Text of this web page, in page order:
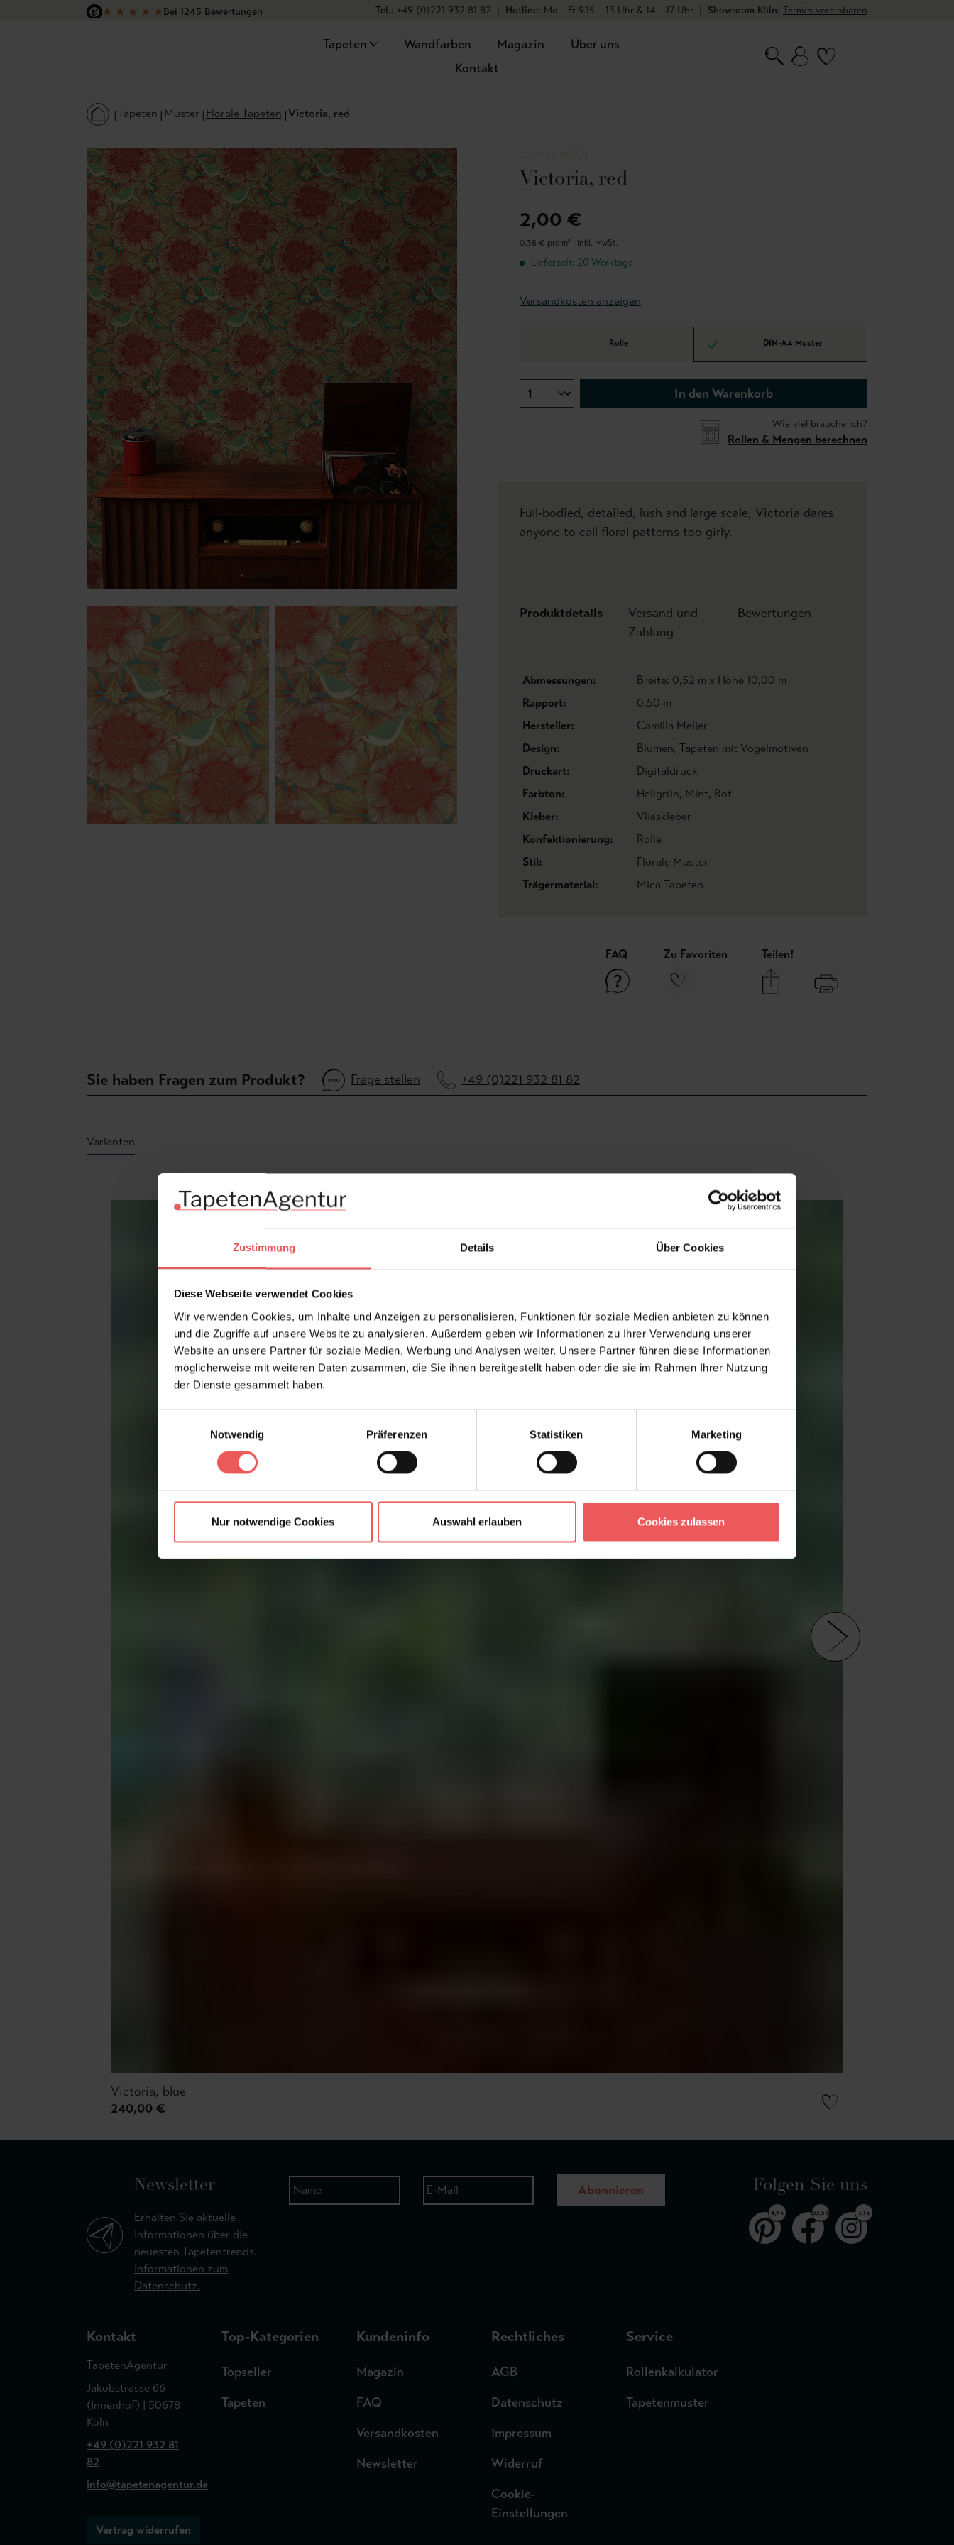
Zustimmung Details Über Cookies
Diese Webseite verwendet Cookies
Wir verwenden Cookies, um Inhalte und Anzeigen zu personalisieren, Funktionen für soziale Medien anbieten zu können
und die Zugriffe auf unsere Website zu analysieren. Außerdem geben wir Informationen zu Ihrer Verwendung unserer
Website an unsere Partner für soziale Medien, Werbung und Analysen weiter. Unsere Partner führen diese Informationen
möglicherweise mit weiteren Daten zusammen, die Sie ihnen bereitgestellt haben oder die sie im Rahmen Ihrer Nutzung
der Dienste gesammelt haben.
Notwendig
Präferenzen Statistiken Marketing
Nur notwendige Cookies Auswahl erlauben Cookies zulassen
Hauptinhalt springen
Zur Suche springen
Zur Hauptnavigation springen
★ ★ ★ ★ ★Bei 1245 Bewertungen
Tel.: +49 (0)221 932 81 82 | Hotline: Mo – Fr 9.15 – 13 Uhr & 14 – 17 Uhr | Showroom Köln: Termin vereinbaren
Tapeten Wandfarben Magazin
Über uns
Kontakt
Tapeten Muster Florale Tapeten Victoria, red
Victoria, red
2,00 €
0,38 € pro m² | inkl. MwSt.
Lieferzeit: 20 Werktage
Versandkosten anzeigen
Rolle DIN-A4 Muster
In den Warenkorb
Wie viel brauche ich?
Rollen & Mengen berechnen
Full-bodied, detailed, lush and large scale, Victoria dares
anyone to call floral patterns too girly.
Produktdetails
Versand und
Zahlung
Bewertungen
Abmessungen:
Breite: 0,52 m x Höhe 10,00 m
Rapport:
0,50 m
Hersteller:
Camilla Meijer
Design:
Blumen, Tapeten mit Vogelmotiven
Druckart:
Digitaldruck
Farbton:
Hellgrün, Mint, Rot
Kleber:
Vlieskleber
Konfektionierung:
Rolle
Stil:
Florale Muster
Trägermaterial:
Mica Tapeten
FAQ Zu Favoriten Teilen!
Sie haben Fragen zum Produkt? Frage stellen +49 (0)221 932 81 82
Varianten
Victoria, blue
240,00 €
Newsletter
Erhalten Sie aktuelle
Informationen über die
neuesten Tapetentrends.
Informationen zum
Datenschutz.
Abonnieren Folgen Sie uns
4,9 k 32,5 k 3,1 k
Kontakt
TapetenAgentur
Jakobstrasse 66
(Innenhof) | 50678
Köln
+49 (0)221 932 81
82
info@tapetenagentur.de
Vertrag widerrufen
Top-Kategorien
Topseller
Tapeten
Kundeninfo
Magazin
FAQ
Versandkosten
Newsletter
Rechtliches
AGB
Datenschutz
Impressum
Widerruf
Cookie-
Einstellungen
Service
Rollenkalkulator
Tapetenmuster